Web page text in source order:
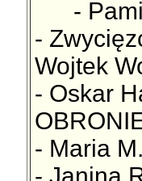
-
-
Wojtek
- Oskar
- Maria